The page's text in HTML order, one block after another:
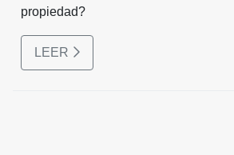
propiedad?
LEER